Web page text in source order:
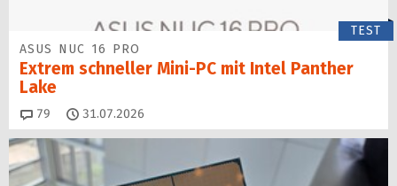
TEST
ASUS NUC 16 PRO
Extrem schneller Mini-PC mit Intel Panther
Lake
79 Kommentare
31.07.2026